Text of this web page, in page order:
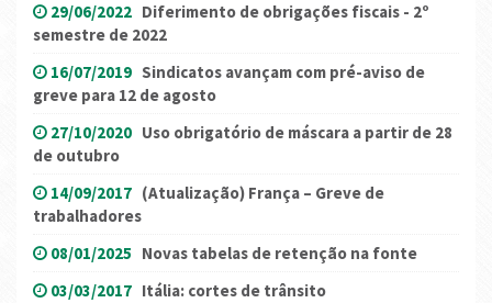
29/06/2022 Diferimento de obrigações fiscais - 2º
semestre de 2022
16/07/2019 Sindicatos avançam com pré-aviso de
greve para 12 de agosto
27/10/2020 Uso obrigatório de máscara a partir de 28
de outubro
14/09/2017 (Atualização) França – Greve de
trabalhadores
08/01/2025 Novas tabelas de retenção na fonte
03/03/2017 Itália: cortes de trânsito